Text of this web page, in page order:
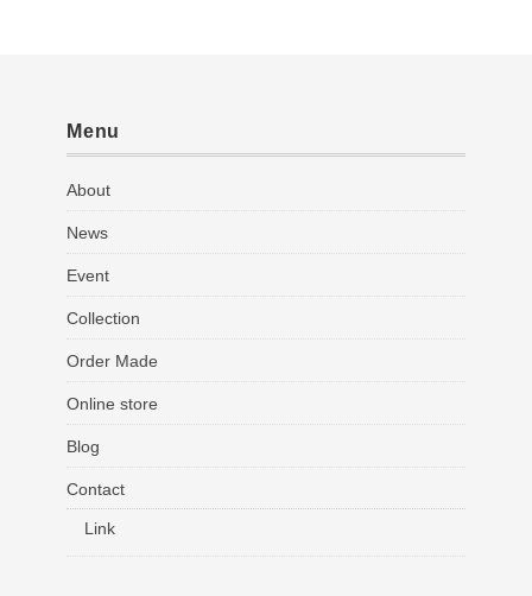
Menu
About
News
Event
Collection
Order Made
Online store
Blog
Contact
Link